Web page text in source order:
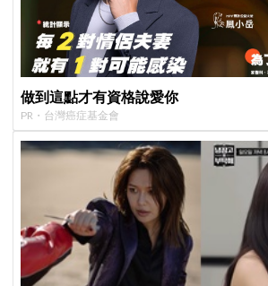
做到這點才有資格說愛你
PR・台灣癌症基金會